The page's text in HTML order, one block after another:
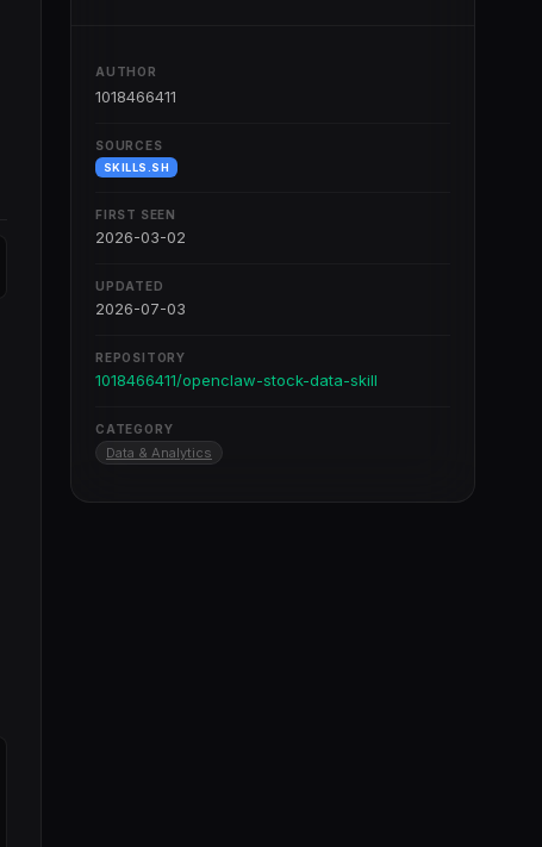
AUTHOR
1018466411
SOURCES
SKILLS.SH
FIRST SEEN
2026-03-02
UPDATED
2026-07-03
REPOSITORY
1018466411/openclaw-stock-data-skill
CATEGORY
Data & Analytics